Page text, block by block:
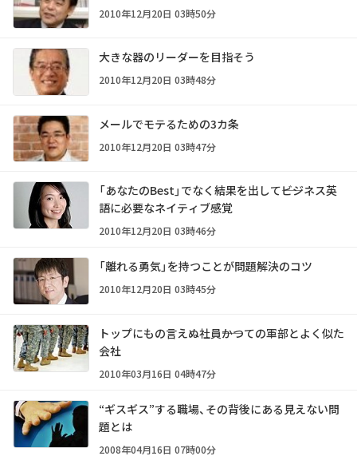
2010年12月20日 03時50分
大きな器のリーダーを目指そう
2010年12月20日 03時48分
メールでモテるための3カ条
2010年12月20日 03時47分
「あなたのBest」でなく結果を出して――ビジネス英
語に必要なネイティブ感覚
2010年12月20日 03時46分
「離れる勇気」を持つことが問題解決のコツ
2010年12月20日 03時45分
トップにもの言えぬ社員――かつての軍部とよく似た
会社
2010年03月16日 04時47分
“ギスギス”する職場、その背後にある見えない問
題とは
2008年04月16日 07時00分